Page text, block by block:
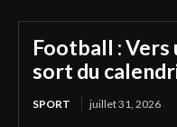
Football : Vers
sort du
SPORT juillet 31, 2026